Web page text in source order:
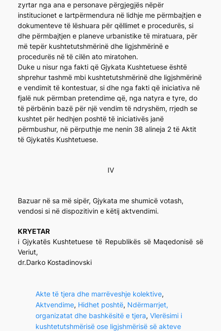
zyrtar nga ana e personave përgjegjës nëpër
institucionet e lartpërmendura në lidhje me përmbajtjen e
dokumenteve të lëshuara për qëllimet e procedurës, si
dhe përmbajtjen e planeve urbanistike të miratuara, për
më tepër kushtetutshmërinë dhe ligjshmërinë e
procedurës në të cilën ato miratohen.
Duke u nisur nga fakti që Gjykata Kushtetuese është
shprehur tashmë mbi kushtetutshmërinë dhe ligjshmërinë
e vendimit të kontestuar, si dhe nga fakti që iniciativa në
fjalë nuk përmban pretendime që, nga natyra e tyre, do
të përbënin bazë për një vendim të ndryshëm, rrjedh se
kushtet për hedhjen poshtë të iniciativës janë
përmbushur, në përputhje me nenin 38 alineja 2 të Aktit
të Gjykatës Kushtetuese.
IV
Bazuar në sa më sipër, Gjykata me shumicë votash,
vendosi si në dispozitivin e këtij aktvendimi.
KRYETAR
i Gjykatës Kushtetuese të Republikës së Maqedonisë së
Veriut,
dr.Darko Kostadinovski
Akte të tjera dhe marrëveshje kolektive
Aktvendime, Hidhet poshtë, Ndërmarrjet,
organizatat dhe bashkësitë e tjera, Vlerësimi i
kushtetutshmërisë ose ligjshmërisë së akteve